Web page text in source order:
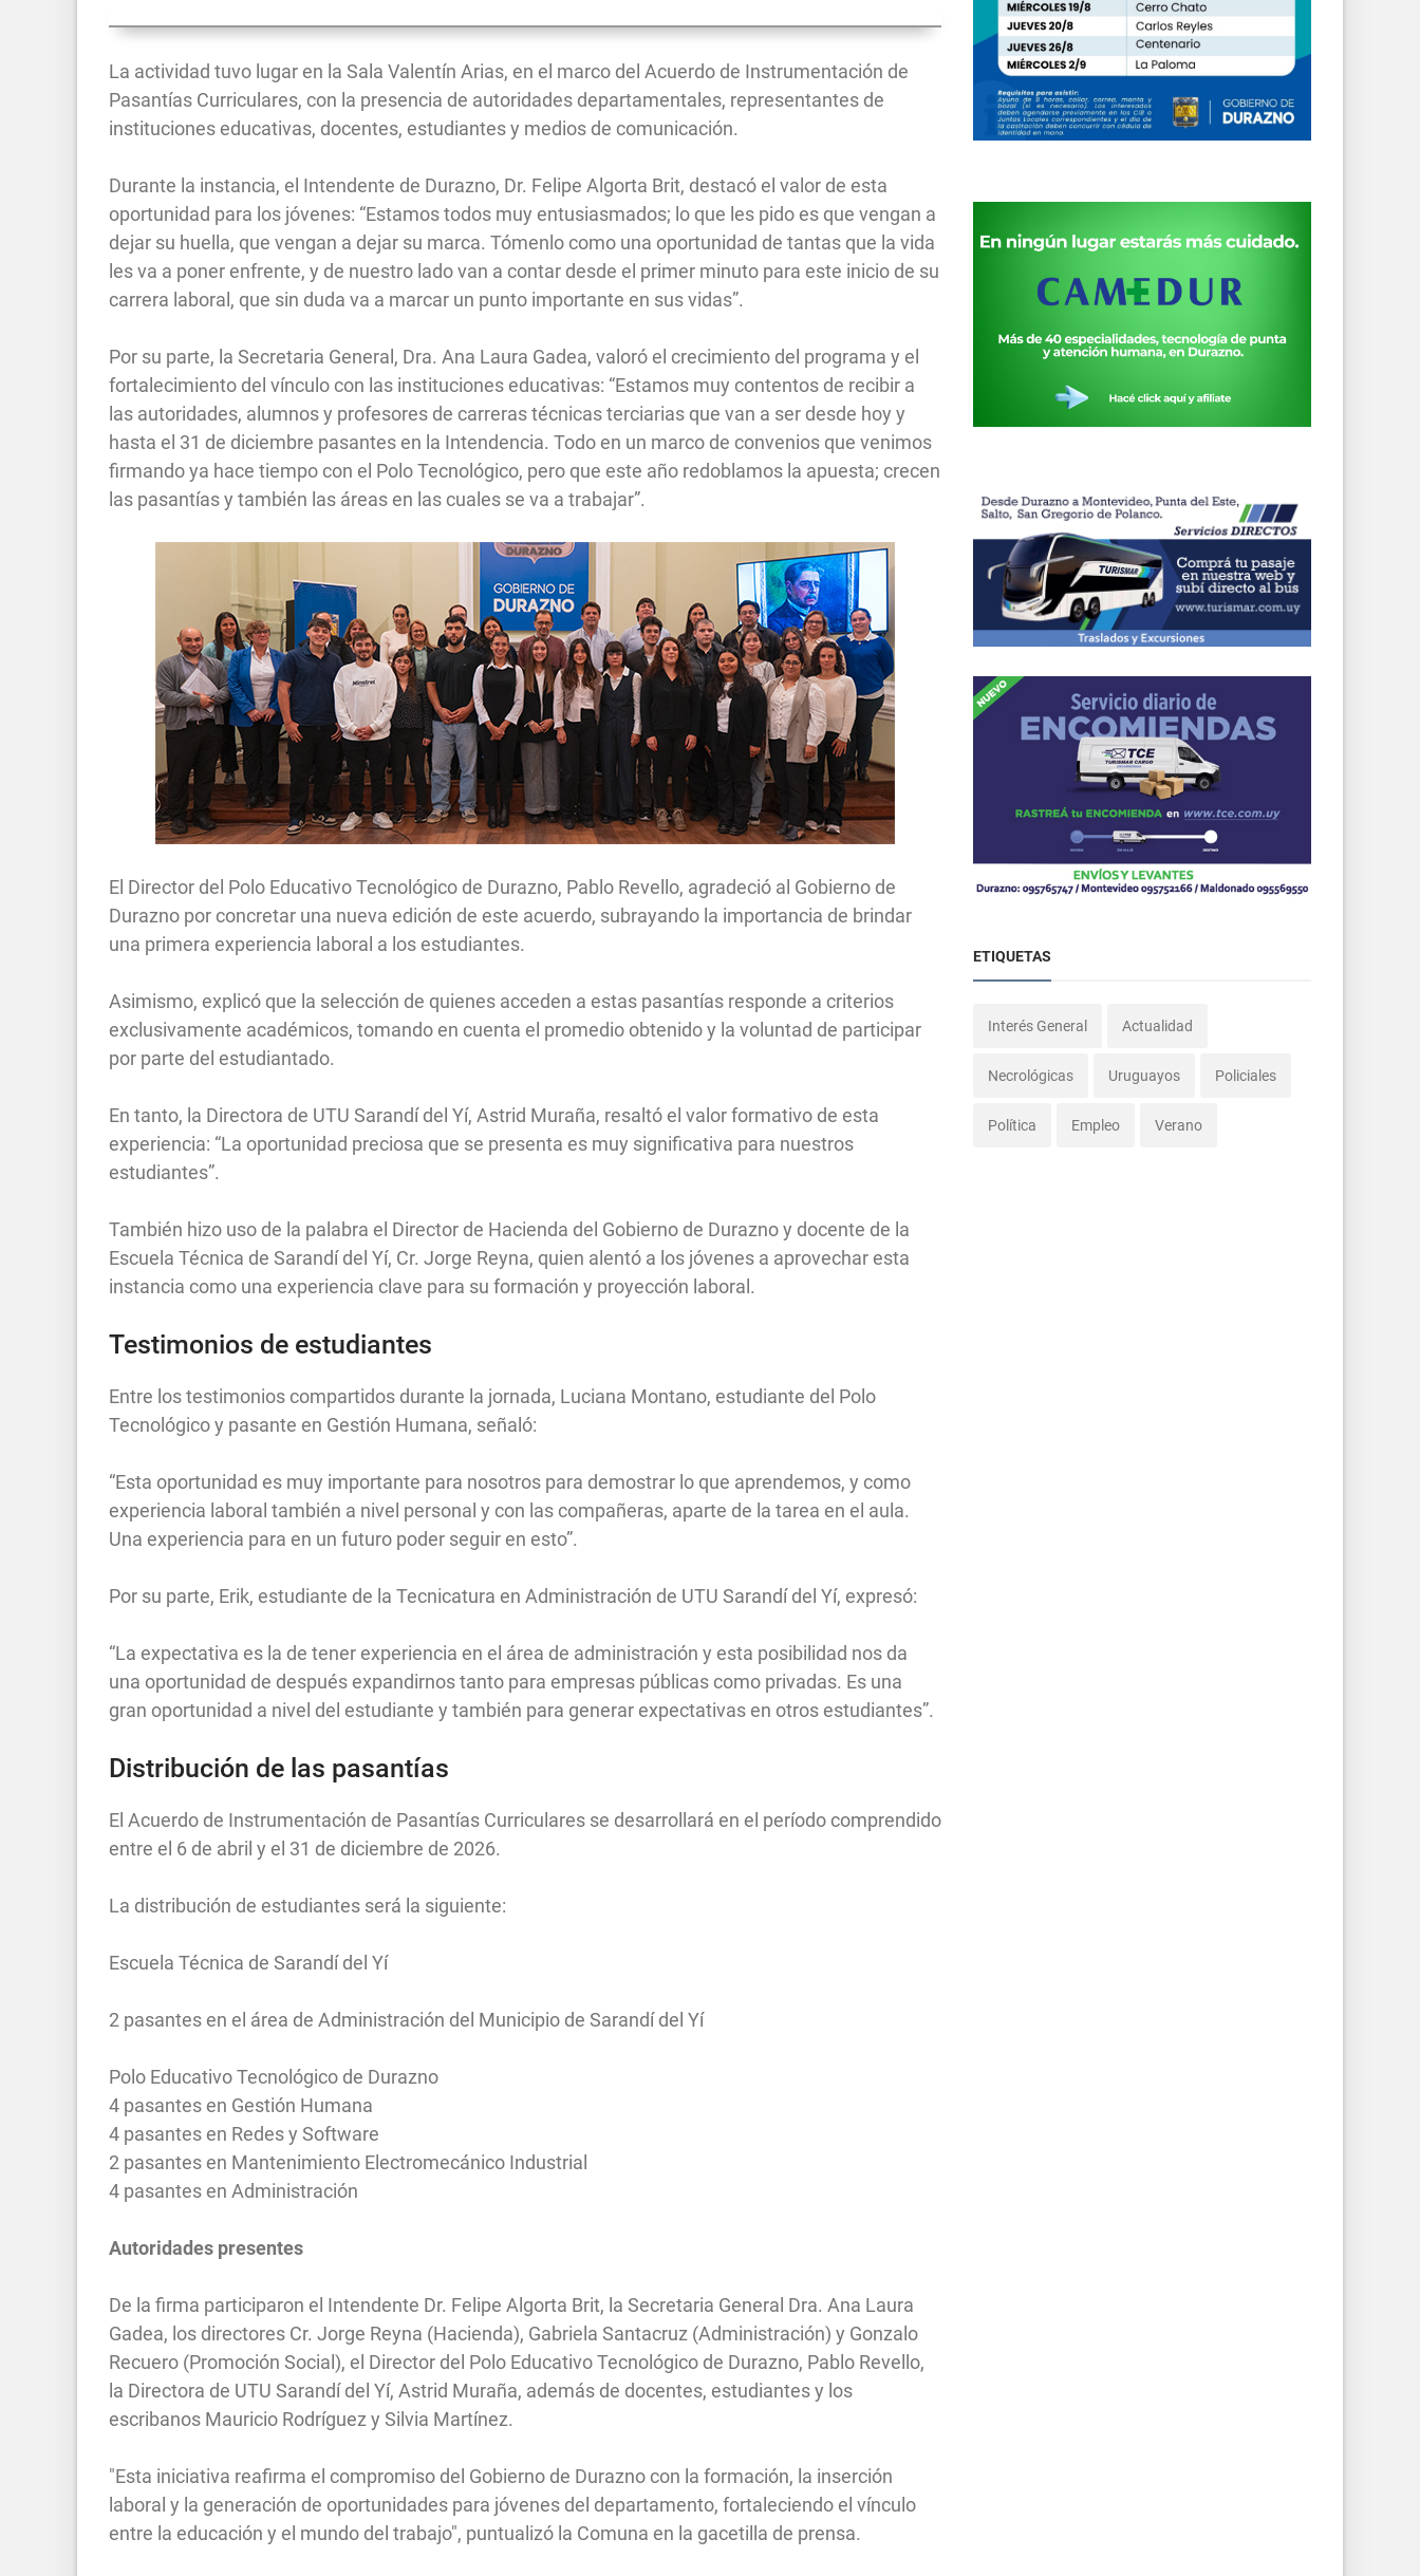
La actividad tuvo lugar en la Sala Valentín Arias, en el marco del Acuerdo de Instrumentación de
Pasantías Curriculares, con la presencia de autoridades departamentales, representantes de
instituciones educativas, docentes, estudiantes y medios de comunicación.
Durante la instancia, el Intendente de Durazno, Dr. Felipe Algorta Brit, destacó el valor de esta
oportunidad para los jóvenes: “Estamos todos muy entusiasmados; lo que les pido es que vengan a
dejar su huella, que vengan a dejar su marca. Tómenlo como una oportunidad de tantas que la vida
les va a poner enfrente, y de nuestro lado van a contar desde el primer minuto para este inicio de su
carrera laboral, que sin duda va a marcar un punto importante en sus vidas”.
Por su parte, la Secretaria General, Dra. Ana Laura Gadea, valoró el crecimiento del programa y el
fortalecimiento del vínculo con las instituciones educativas: “Estamos muy contentos de recibir a
las autoridades, alumnos y profesores de carreras técnicas terciarias que van a ser desde hoy y
hasta el 31 de diciembre pasantes en la Intendencia. Todo en un marco de convenios que venimos
firmando ya hace tiempo con el Polo Tecnológico, pero que este año redoblamos la apuesta; crecen
las pasantías y también las áreas en las cuales se va a trabajar”.
El Director del Polo Educativo Tecnológico de Durazno, Pablo Revello, agradeció al Gobierno de
Durazno por concretar una nueva edición de este acuerdo, subrayando la importancia de brindar
una primera experiencia laboral a los estudiantes.
Asimismo, explicó que la selección de quienes acceden a estas pasantías responde a criterios
exclusivamente académicos, tomando en cuenta el promedio obtenido y la voluntad de participar
por parte del estudiantado.
En tanto, la Directora de UTU Sarandí del Yí, Astrid Muraña, resaltó el valor formativo de esta
experiencia: “La oportunidad preciosa que se presenta es muy significativa para nuestros
estudiantes”.
También hizo uso de la palabra el Director de Hacienda del Gobierno de Durazno y docente de la
Escuela Técnica de Sarandí del Yí, Cr. Jorge Reyna, quien alentó a los jóvenes a aprovechar esta
instancia como una experiencia clave para su formación y proyección laboral.
Testimonios de estudiantes
Entre los testimonios compartidos durante la jornada, Luciana Montano, estudiante del Polo
Tecnológico y pasante en Gestión Humana, señaló:
“Esta oportunidad es muy importante para nosotros para demostrar lo que aprendemos, y como
experiencia laboral también a nivel personal y con las compañeras, aparte de la tarea en el aula.
Una experiencia para en un futuro poder seguir en esto”.
Por su parte, Erik, estudiante de la Tecnicatura en Administración de UTU Sarandí del Yí, expresó:
“La expectativa es la de tener experiencia en el área de administración y esta posibilidad nos da
una oportunidad de después expandirnos tanto para empresas públicas como privadas. Es una
gran oportunidad a nivel del estudiante y también para generar expectativas en otros estudiantes”.
Distribución de las pasantías
El Acuerdo de Instrumentación de Pasantías Curriculares se desarrollará en el período comprendido
entre el 6 de abril y el 31 de diciembre de 2026.
La distribución de estudiantes será la siguiente:
Escuela Técnica de Sarandí del Yí
2 pasantes en el área de Administración del Municipio de Sarandí del Yí
Polo Educativo Tecnológico de Durazno
4 pasantes en Gestión Humana
4 pasantes en Redes y Software
2 pasantes en Mantenimiento Electromecánico Industrial
4 pasantes en Administración
Autoridades presentes
De la firma participaron el Intendente Dr. Felipe Algorta Brit, la Secretaria General Dra. Ana Laura
Gadea, los directores Cr. Jorge Reyna (Hacienda), Gabriela Santacruz (Administración) y Gonzalo
Recuero (Promoción Social), el Director del Polo Educativo Tecnológico de Durazno, Pablo Revello,
la Directora de UTU Sarandí del Yí, Astrid Muraña, además de docentes, estudiantes y los
escribanos Mauricio Rodríguez y Silvia Martínez.
"Esta iniciativa reafirma el compromiso del Gobierno de Durazno con la formación, la inserción
laboral y la generación de oportunidades para jóvenes del departamento, fortaleciendo el vínculo
entre la educación y el mundo del trabajo", puntualizó la Comuna en la gacetilla de prensa.
ETIQUETAS
Interés General Actualidad
Necrológicas Uruguayos Policiales
Política Empleo Verano